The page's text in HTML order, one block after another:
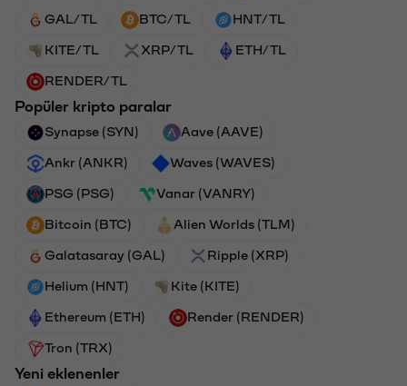
GAL/TL BTC/TL HNT/TL
KITE/TL XRP/TL ETH/TL
RENDER/TL
Popüler kripto paralar
Synapse (SYN) Aave (AAVE)
Ankr (ANKR) Waves (WAVES)
PSG (PSG) Vanar (VANRY)
Bitcoin (BTC) Alien Worlds (TLM)
Galatasaray (GAL) Ripple (XRP)
Helium (HNT) Kite (KITE)
Ethereum (ETH) Render (RENDER)
Tron (TRX)
Yeni eklenenler